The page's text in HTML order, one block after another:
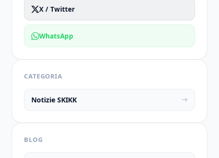
X / Twitter
WhatsApp
CATEGORIA
Notizie SKIKK
BLOG